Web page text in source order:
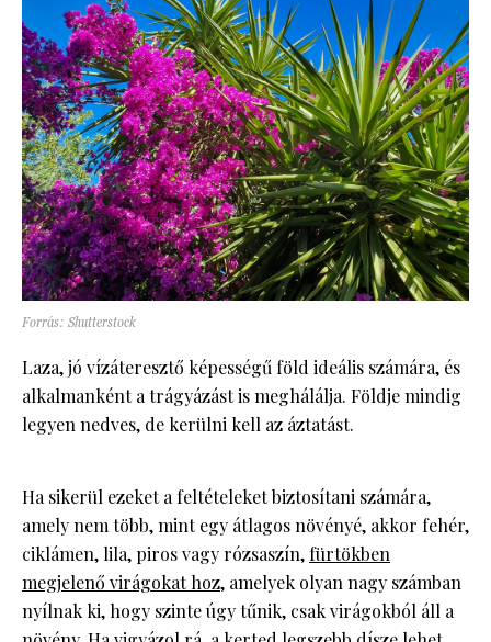
Forrás: Shutterstock
Laza, jó vízáteresztő képességű föld ideális számára, és
alkalmanként a trágyázást is meghálálja. Földje mindig
legyen nedves, de kerülni kell az áztatást.
Ha sikerül ezeket a feltételeket biztosítani számára,
amely nem több, mint egy átlagos növényé, akkor fehér,
ciklámen, lila, piros vagy rózsaszín, fürtökben
megjelenő virágokat hoz, amelyek olyan nagy számban
nyílnak ki, hogy szinte úgy tűnik, csak virágokból áll a